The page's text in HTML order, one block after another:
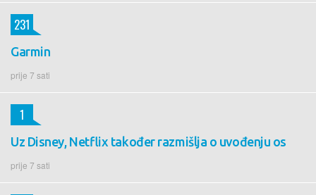
Garmin
prije 7 sati
231
Uz Disney, Netflix također razmišlja o uvođenju os
prije 7 sati
1